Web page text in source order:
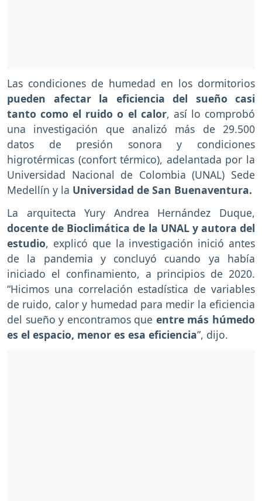
Las condiciones de humedad en los dormitorios
pueden afectar la eficiencia del sueño casi
tanto como el ruido o el calor, así lo comprobó
una investigación que analizó más de 29.500
datos de presión sonora y condiciones
higrotérmicas (confort térmico), adelantada por la
Universidad Nacional de Colombia (UNAL) Sede
Medellín y la Universidad de San Buenaventura.
La arquitecta Yury Andrea Hernández Duque,
docente de Bioclimática de la UNAL y autora del
estudio, explicó que la investigación inició antes
de la pandemia y concluyó cuando ya había
iniciado el confinamiento, a principios de 2020.
“Hicimos una correlación estadística de variables
de ruido, calor y humedad para medir la eficiencia
del sueño y encontramos que entre más húmedo
es el espacio, menor es esa eficiencia”, dijo.